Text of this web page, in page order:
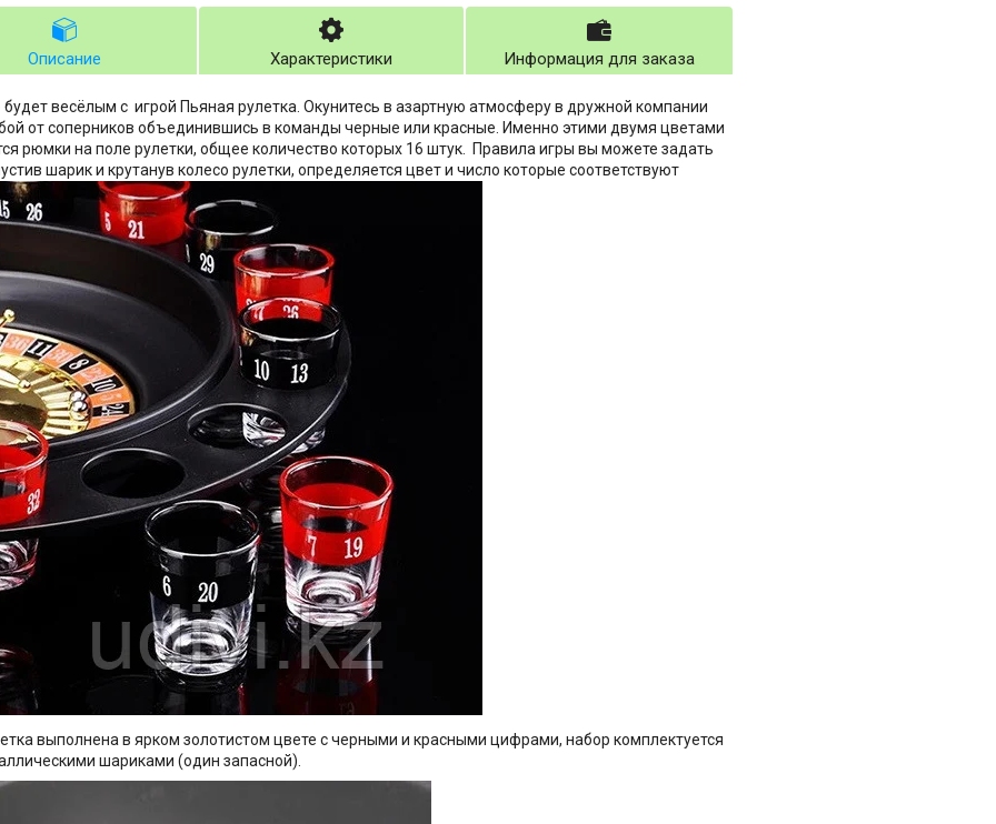
Описание Характеристики Информация для заказа
будет весёлым с игрой Пьяная рулетка. Окунитесь в азартную атмосферу в дружной компании
от соперников объединившись в команды черные или красные. Именно этими двумя цветами
рюмки на поле рулетки, общее количество которых 16 штук. Правила игры вы можете задать
шарик и крутанув колесо рулетки, определяется цвет и число которые соответствуют
выполнена в ярком золотистом цвете с черными и красными цифрами, набор комплектуется
шариками (один запасной).